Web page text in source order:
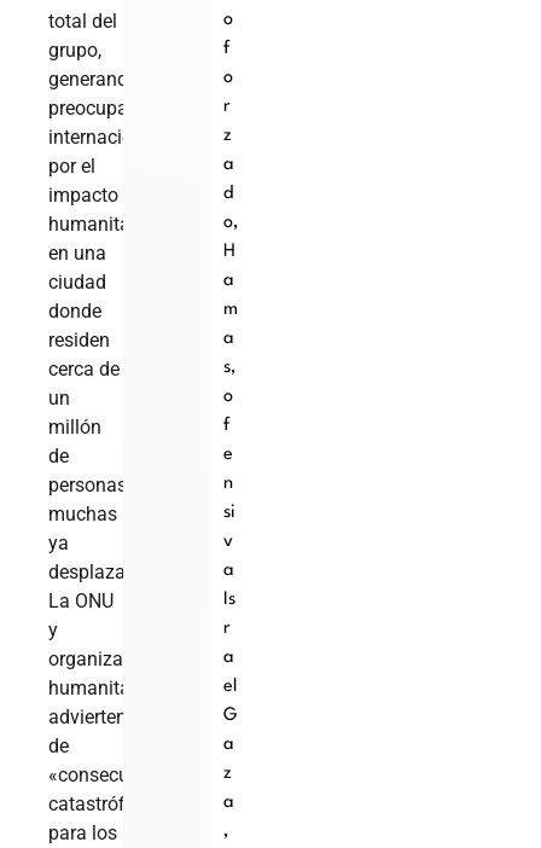
total del
grupo,
generando
preocupación
internacional
por el
impacto
humanitario
en una
ciudad
donde
residen
cerca de
un
millón
de
personas,
muchas
ya
desplazadas.
La ONU
y
organizaciones
humanitarias
advierten
de
«consecuencias
catastróficas»
para los
o
f
o
r
z
a
d
o,
H
a
m
a
s,
o
f
e
n
si
v
a
Is
r
a
el
G
a
z
a
,